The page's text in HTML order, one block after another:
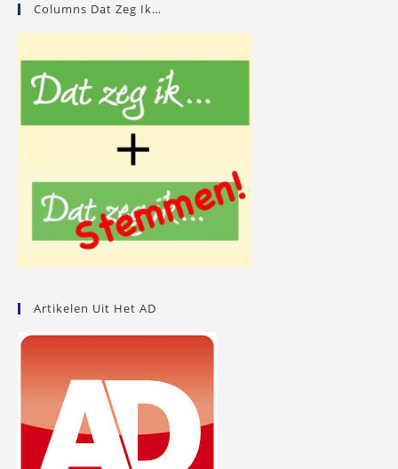
Columns Dat Zeg Ik…
Artikelen Uit Het AD